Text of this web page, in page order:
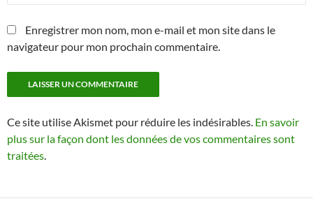
Enregistrer mon nom, mon e-mail et mon site dans le
navigateur pour mon prochain commentaire.
Ce site utilise Akismet pour réduire les indésirables. En savoir
plus sur la façon dont les données de vos commentaires sont
traitées.